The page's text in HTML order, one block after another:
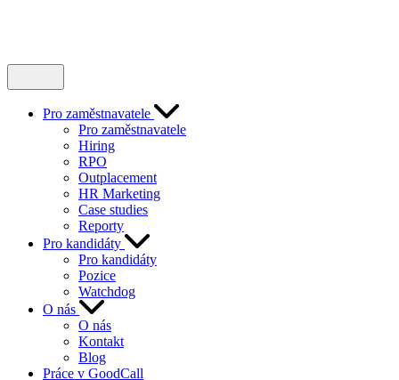
Pro zaměstnavatele
Pro zaměstnavatele
Hiring
RPO
Outplacement
HR Marketing
Case studies
Reporty
Pro kandidáty
Pro kandidáty
Pozice
Watchdog
O nás
O nás
Kontakt
Blog
Práce v GoodCall